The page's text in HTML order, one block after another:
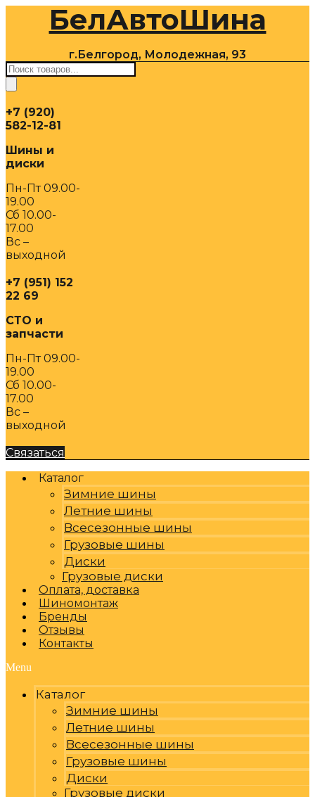
содержимомуБелАвтоШина
г.Белгород, Молодежная, 93
Поиск
товаров
+7 (920)
582-12-81
Шины и
диски
Пн-Пт 09.00-
19.00
Сб 10.00-
17.00
Вс –
выходной
+7 (951) 152
22 69
СТО и
запчасти
Пн-Пт 09.00-
19.00
Сб 10.00-
17.00
Вс –
выходной
Связаться
Каталог
Зимние шины
Летние шины
Всесезонные шины
Грузовые шины
Диски
Грузовые диски
Оплата, доставка
Шиномонтаж
Бренды
Отзывы
Контакты
Menu
Каталог
Зимние шины
Летние шины
Всесезонные шины
Грузовые шины
Диски
Грузовые диски